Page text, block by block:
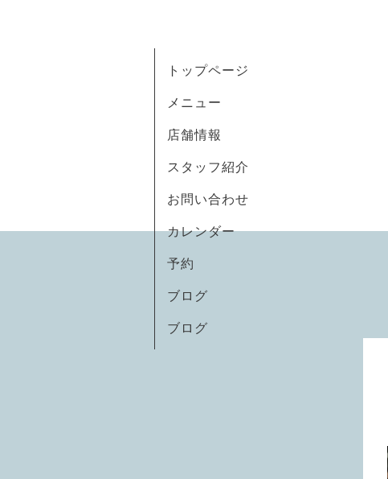
トップページ
メニュー
店舗情報
スタッフ紹介
お問い合わせ
カレンダー
予約
ブログ
ブログ